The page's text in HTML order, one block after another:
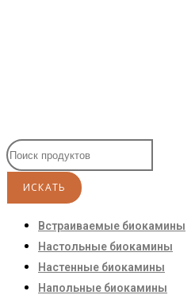
Встраиваемые биокамины
Настoльные биокамины
Настенные биокамины
Напольные биокамины